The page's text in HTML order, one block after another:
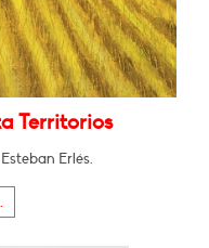
Territorios
Erlés.